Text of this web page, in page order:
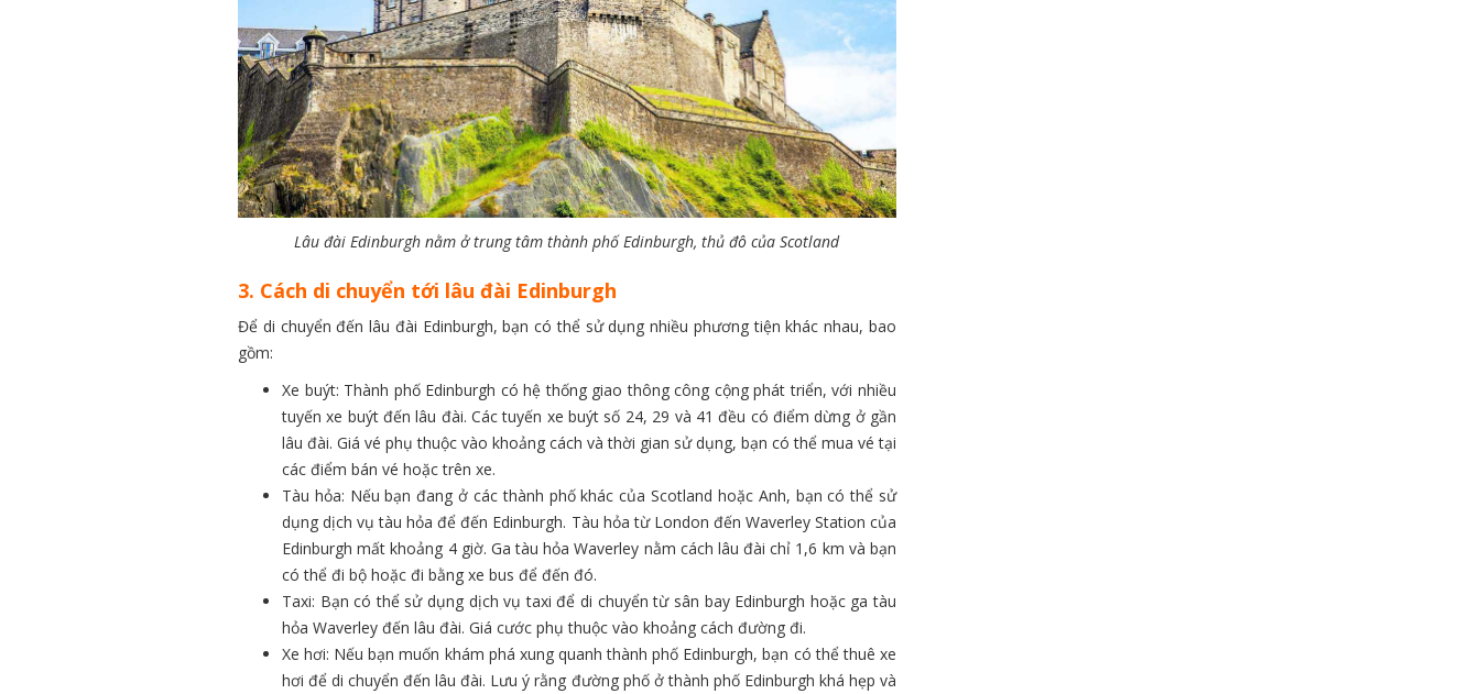
Lâu đài Edinburgh nằm ở trung tâm thành phố Edinburgh, thủ đô của Scotland
3. Cách di chuyển tới lâu đài Edinburgh
Để di chuyển đến lâu đài Edinburgh, bạn có thể sử dụng nhiều phương tiện khác nhau, bao
gồm:
Xe buýt: Thành phố Edinburgh có hệ thống giao thông công cộng phát triển, với nhiều
tuyến xe buýt đến lâu đài. Các tuyến xe buýt số 24, 29 và 41 đều có điểm dừng ở gần
lâu đài. Giá vé phụ thuộc vào khoảng cách và thời gian sử dụng, bạn có thể mua vé tại
các điểm bán vé hoặc trên xe.
Tàu hỏa: Nếu bạn đang ở các thành phố khác của Scotland hoặc Anh, bạn có thể sử
dụng dịch vụ tàu hỏa để đến Edinburgh. Tàu hỏa từ London đến Waverley Station của
Edinburgh mất khoảng 4 giờ. Ga tàu hỏa Waverley nằm cách lâu đài chỉ 1,6 km và bạn
có thể đi bộ hoặc đi bằng xe bus để đến đó.
Taxi: Bạn có thể sử dụng dịch vụ taxi để di chuyển từ sân bay Edinburgh hoặc ga tàu
hỏa Waverley đến lâu đài. Giá cước phụ thuộc vào khoảng cách đường đi.
Xe hơi: Nếu bạn muốn khám phá xung quanh thành phố Edinburgh, bạn có thể thuê xe
hơi để di chuyển đến lâu đài. Lưu ý rằng đường phố ở thành phố Edinburgh khá hẹp và